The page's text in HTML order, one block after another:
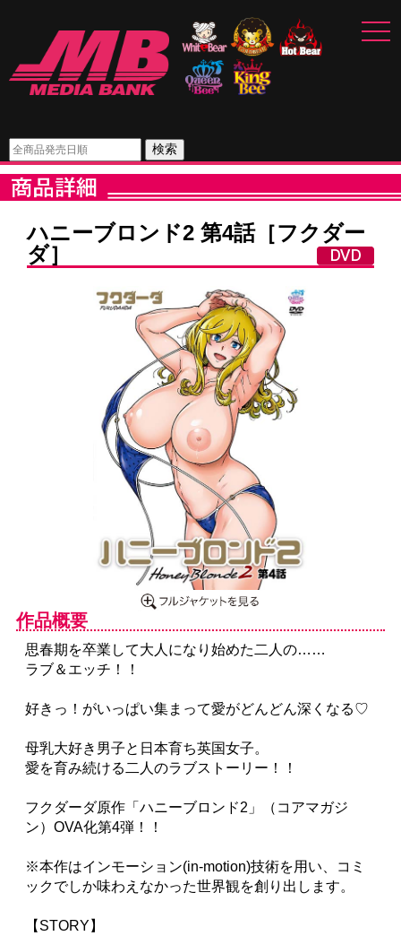
検索
ハニーブロンド2 第4話［フクダー
ダ］
作品概要
思春期を卒業して大人になり始めた二人の……
ラブ＆エッチ！！
好きっ！がいっぱい集まって愛がどんどん深くなる♡
母乳大好き男子と日本育ち英国女子。
愛を育み続ける二人のラブストーリー！！
フクダーダ原作「ハニーブロンド2」（コアマガジ
ン）OVA化第4弾！！
※本作はインモーション(in-motion)技術を用い、コミ
ックでしか味わえなかった世界観を創り出します。
【STORY】